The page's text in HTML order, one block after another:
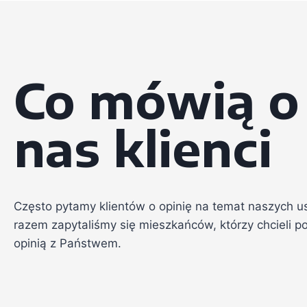
Co mówią o
nas klienci
Często pytamy klientów o opinię na temat naszych
razem zapytaliśmy się mieszkańców, którzy chcieli
opinią z Państwem.